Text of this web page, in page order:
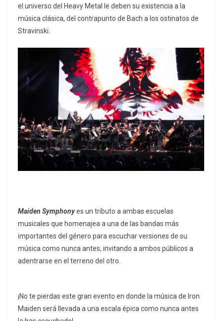
el universo del Heavy Metal le deben su existencia a la
música clásica, del contrapunto de Bach a los ostinatos de
Stravinski.
Maiden Symphonyes un tributo a ambas escuelas
musicales que homenajea a una de las bandas más
importantes del género para escuchar versiones de su
música como nunca antes, invitando a ambos públicos a
adentrarse en el terreno del otro.
¡No te pierdas este gran evento en donde la música de Iron
Maiden será llevada a una escala épica como nunca antes